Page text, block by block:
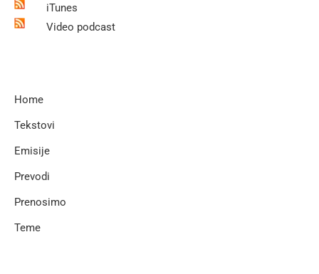
iTunes
Video podcast
Home
Tekstovi
Emisije
Prevodi
Prenosimo
Teme